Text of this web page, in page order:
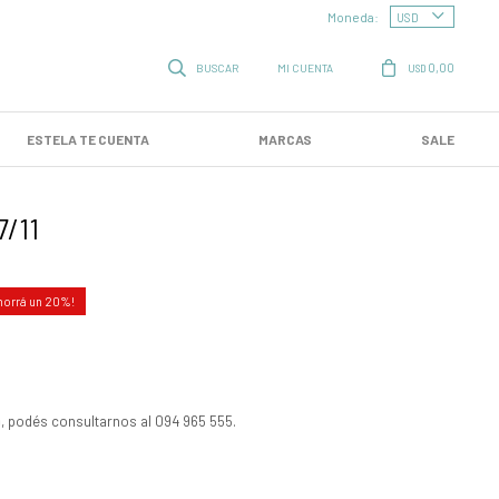
ESTELA TE CUENTA MARCAS SALE
USD 0,00
Moneda:
11
20
podés consultarnos al 094 965 555.